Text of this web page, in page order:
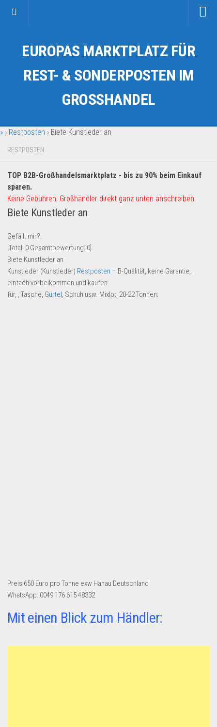
Kategorien
Auto & Motorrad
Fahrzeuge & Transport
Garten & Werkzeug
Geschäft, Büro & Schreibwaren
Geschenkartikel
Handy und Smartphone
Kosmetik & Pflege
Multimedia & Elektro
Münzen
Spielzeug & Games
Schuhe & Accessoires
Newsletter
EUROPAS MARKTPLATZ FÜR
REST- & SONDERPOSTEN IM
GROSSHANDEL
» › Restposten › Biete Kunstleder an
RESTPOSTEN
TOP B2B-Großhandelsmarktplatz - bis zu 90% beim Einkauf
sparen.
Keine Gebühren, Großhändler direkt ganz unten anschreiben.
Biete Kunstleder an
Gefällt mir?:
[Total: 0 Gesamtbewertung: 0
Biete Kunstleder an
Kunstleder (Kunstleder) Restposten – B-Qualität, keine Garantie,
einfach vorbeikommen und kaufen
für, , Tasche, Gürtel, Schuh usw. Mixlot, 20-22 Tonnen;
Preis 650 Euro pro Tonne exw Hanau Deutschland
WhatsApp: 0049 176 615 48332
Mit einen Blick zum Händler: